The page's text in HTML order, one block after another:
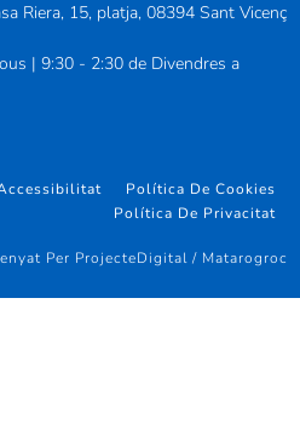
Riera, 15, platja, 08394 Sant Vicenç
| 9:30 - 2:30 de Divendres a
Política De Cookies
Política De Privacitat
Per ProjecteDigital / Matarogroc